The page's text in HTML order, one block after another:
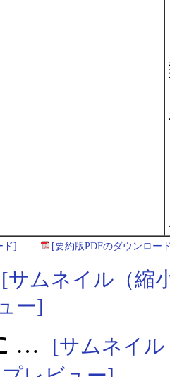
ド] [要約版PDFのダウンロー
[サムネイル（縮
ー]
…
[サムネイ